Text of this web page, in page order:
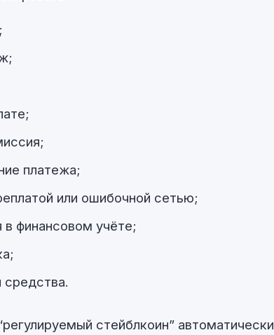
платежа;
или ошибочной сетью;
финансовом учёте;
средства.
стейблкоин” автоматически